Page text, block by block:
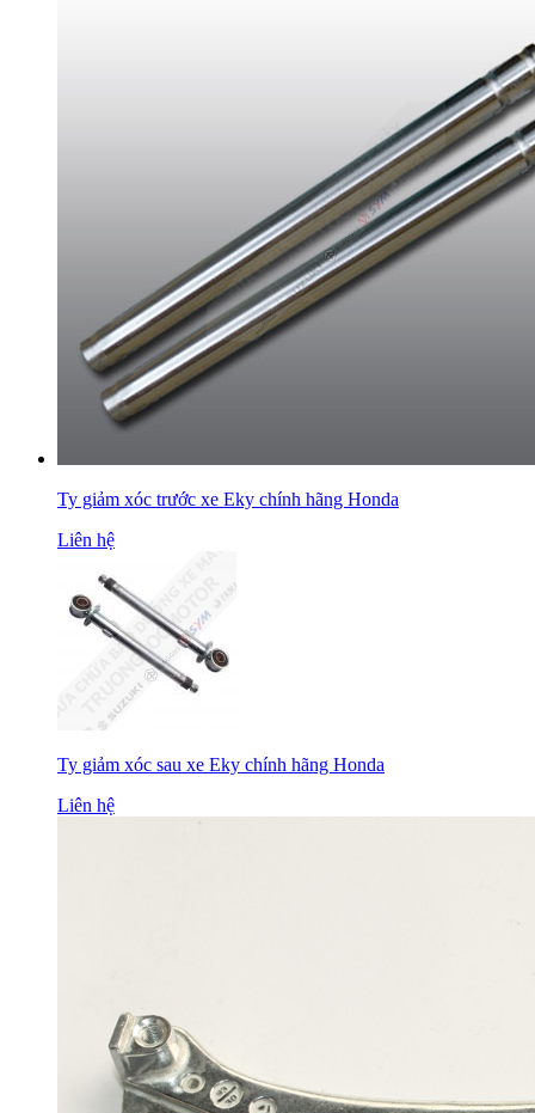
Ty giảm xóc trước xe Eky chính hãng Honda
Liên hệ
Ty giảm xóc sau xe Eky chính hãng Honda
Liên hệ